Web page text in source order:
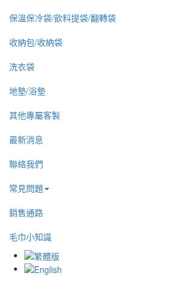
保溫保冷袋/飲料提袋/翻轉袋
收納包/收納袋
洗衣袋
地墊/浴墊
其他專屬客製
最新消息
聯絡我們
常見問題
銷售通路
毛巾小知識